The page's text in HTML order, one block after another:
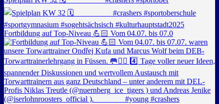
Fortbildung auf Top-Niveau 💪🏻 Vom 04.07. bis 07.0